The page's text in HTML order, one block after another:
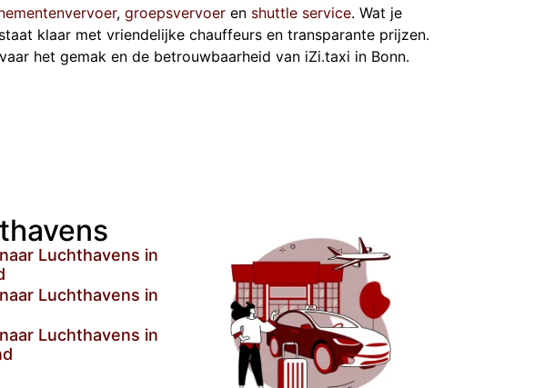
,groepsvervoer en shuttle service. Wat je
klaar met vriendelijke chauffeurs en transparante prijzen.
het gemak en de betrouwbaarheid van iZi.taxi in Bonn.
Luchthavens in
Luchthavens in
Luchthavens in